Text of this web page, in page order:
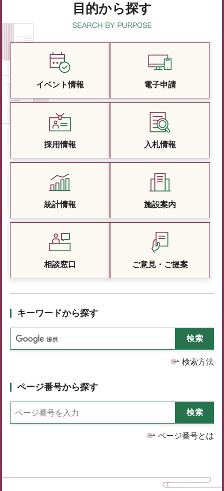
目的から探す
イベント情報 電子申請
採用情報 入札情報
統計情報 施設案内
相談窓口 ご意見・ご提案
キーワードから探す
検索方法
ページ番号から探す
ページ番号とは